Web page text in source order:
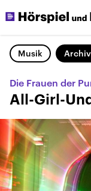
Musik Archiv
Die Frauen der
All-Girl-